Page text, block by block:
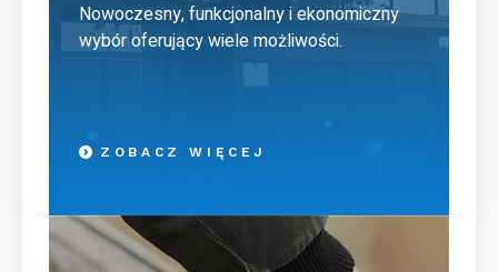
Nowoczesny, funkcjonalny i ekonomiczny
wybór oferujący wiele możliwości.
ZOBACZ WIĘCEJ